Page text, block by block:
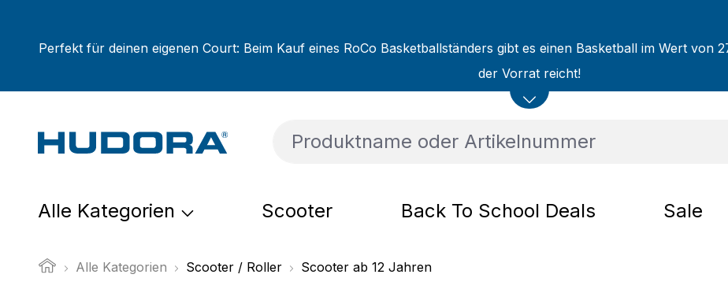
Perfekt für deinen eigenen Court: Beim Kauf eines RoCo Basketballständers gibt es einen Basketball im Wert von
der Vorrat reicht!
Alle Kategorien Scooter Back To School Deals Sale
Alle Kategorien Scooter / Roller Scooter ab 12 Jahren